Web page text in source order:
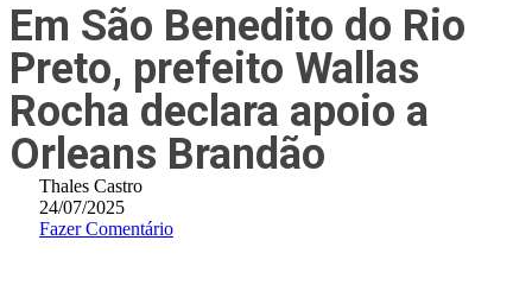
Em São Benedito do Rio
Preto, prefeito Wallas
Rocha declara apoio a
Orleans Brandão
Thales Castro
24/07/2025
Fazer Comentário